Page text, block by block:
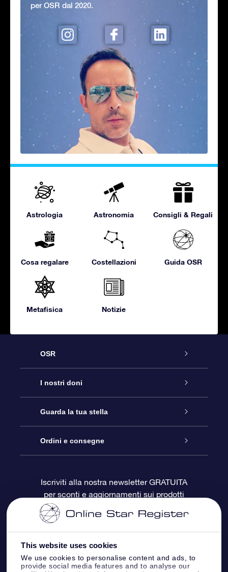
This website uses cookies
We use cookies to personalise content and ads, to
provide social media features and to analyse our
per OSR dal 2020.
Astrologia Astronomia Consigli & Regali
Cosa regalare Costellazioni Guida OSR
Metafisica Notizie
OSR
Assistenza
Contattaci
Blog
OSR Recensioni
I nostri doni
Online Star Gift
Pacchetto regalo OSR
Gift Card OSR
Doni aziendali
Guarda la tua stella
Registro stellare
Star Page personalizzata
One Million Stars
OSR Starsaver
Ordini e consegne
Informazioni di Pagamento
Politica di reso
Iscriviti alla nostra newsletter GRATUITA
per sconti e aggiornamenti sui prodotti